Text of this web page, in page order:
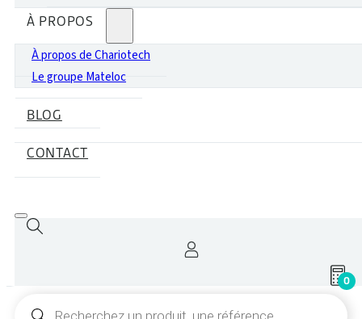
À PROPOS
À propos de Chariotech
Le groupe Mateloc
BLOG
CONTACT
0